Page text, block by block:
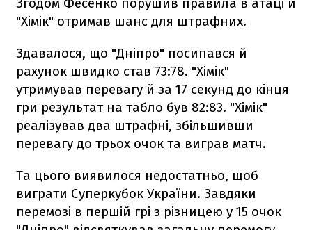
"Хімік" отримав шанс для штрафних.
Здавалося, що "Дніпро" посипався й
рахунок швидко став 73:78. "Хімік"
утримував перевагу й за 17 секунд до кінця
гри результат на табло був 82:83. "Хімік"
реалізував два штрафні, збільшивши
перевагу до трьох очок та виграв матч.
Та цього виявилося недостатньо, щоб
виграти Суперкубок України. Завдяки
перемозі в першій грі з різницею у 15 очок